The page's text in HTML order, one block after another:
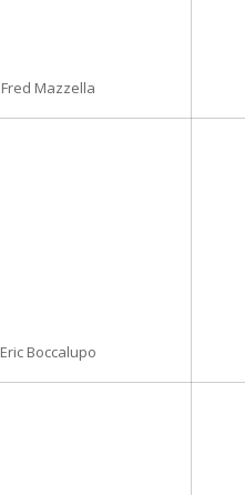
Fred Mazzella
Eric Boccalupo